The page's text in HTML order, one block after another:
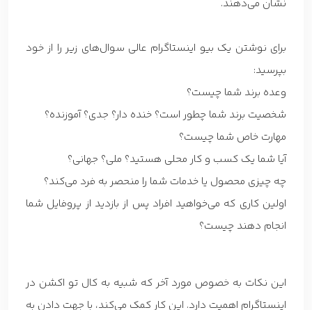
نشان می‌دهند.
برای نوشتن یک بیو اینستاگرام عالی سوال‌های زیر را از خود
بپرسید:
وعده برند شما چیست؟
شخصیت برند شما چطور است؟ خنده دار؟ جدی؟ آموزنده؟
مهارت خاص شما چیست؟
آیا شما یک کسب و کار محلی هستید؟ ملی؟ جهانی؟
چه چیزی محصول یا خدمات شما را منحصر به فرد می‌کند؟
اولین کاری که می‌خواهید افراد پس از بازدید از پروفایل شما
انجام دهند چیست؟
این نکات به خصوص مورد آخر که شبیه به کال تو اکشن در
اینستاگرام اهمیت دارد. این کار کمک می‌کند، با جهت دادن به